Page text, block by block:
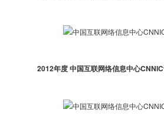
2012年度 中国互联网络信息中心